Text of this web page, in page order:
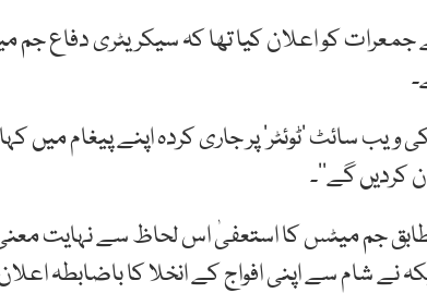
سائٹ ’ٹوئٹر‘ پر جاری کردہ اپنے پیغام میں
کردیں گے‘‘۔
جم میٹس کا استعفیٰ اس لحاظ سے نہایت معنی